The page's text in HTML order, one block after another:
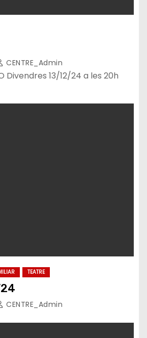
CENTRE_Admin
Divendres 13/12/24 a les 20h
TEATRE
CENTRE_Admin